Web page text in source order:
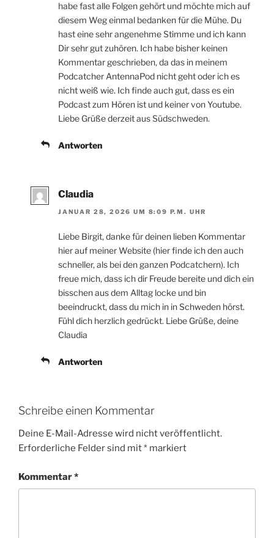
habe fast alle Folgen gehört und möchte mich auf
diesem Weg einmal bedanken für die Mühe. Du
hast eine sehr angenehme Stimme und ich kann
Dir sehr gut zuhören. Ich habe bisher keinen
Kommentar geschrieben, da das in meinem
Podcatcher AntennaPod nicht geht oder ich es
nicht weiß wie. Ich finde auch gut, dass es ein
Podcast zum Hören ist und keiner von Youtube.
Liebe Grüße derzeit aus Südschweden.
Antworten
Claudia
JANUAR 28, 2026 UM 8:09 P.M. UHR
Liebe Birgit, danke für deinen lieben Kommentar
hier auf meiner Website (hier finde ich den auch
schneller, als bei den ganzen Podcatchern). Ich
freue mich, dass ich dir Freude bereite und dich ein
bisschen aus dem Alltag locke und bin
beeindruckt, dass du mich in in Schweden hörst.
Fühl dich herzlich gedrückt. Liebe Grüße, deine
Claudia
Antworten
Schreibe einen Kommentar
Deine E-Mail-Adresse wird nicht veröffentlicht.
Erforderliche Felder sind mit* markiert
Kommentar*